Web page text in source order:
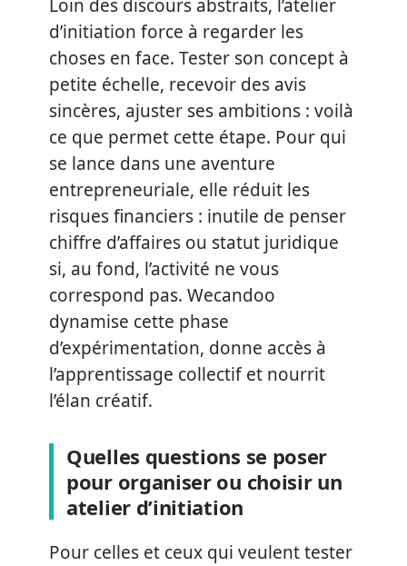
Loin des discours abstraits, l’atelier
d’initiation force à regarder les
choses en face. Tester son concept à
petite échelle, recevoir des avis
sincères, ajuster ses ambitions : voilà
ce que permet cette étape. Pour qui
se lance dans une aventure
entrepreneuriale, elle réduit les
risques financiers : inutile de penser
chiffre d’affaires ou statut juridique
si, au fond, l’activité ne vous
correspond pas. Wecandoo
dynamise cette phase
d’expérimentation, donne accès à
l’apprentissage collectif et nourrit
l’élan créatif.
Quelles questions se poser
pour organiser ou choisir un
atelier d’initiation
Pour celles et ceux qui veulent tester